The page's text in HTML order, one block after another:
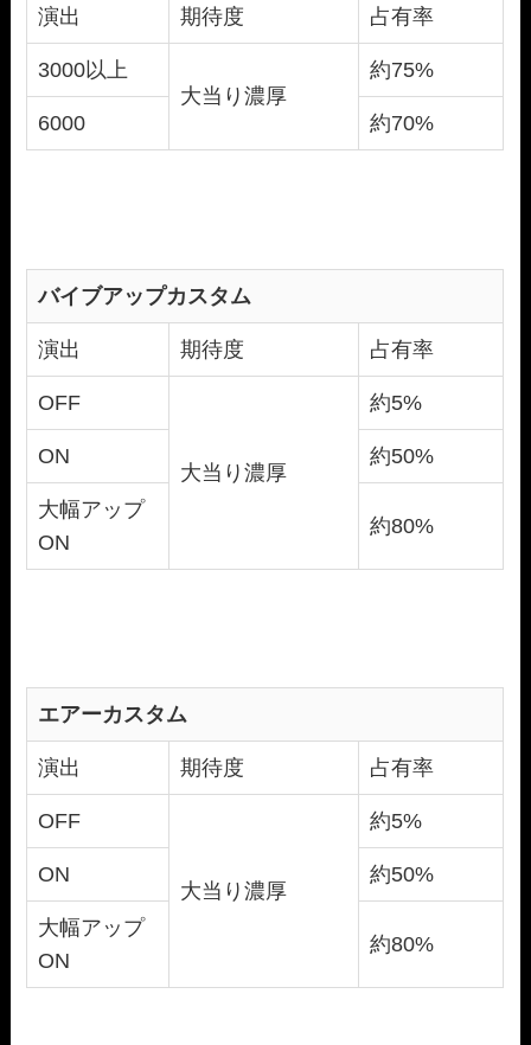
演出 期待度 占有率
3000以上
大当り濃厚
約75%
6000 約70%
バイブアップカスタム
演出 期待度 占有率
OFF
大当り濃厚
約5%
ON 約50%
大幅アップ
ON
約80%
エアーカスタム
演出 期待度 占有率
OFF
大当り濃厚
約5%
ON 約50%
大幅アップ
ON
約80%